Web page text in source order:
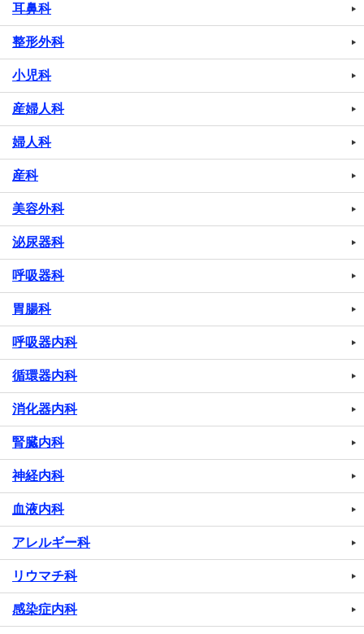
耳鼻科
整形外科
小児科
産婦人科
婦人科
産科
美容外科
泌尿器科
呼吸器科
胃腸科
呼吸器内科
循環器内科
消化器内科
腎臓内科
神経内科
血液内科
アレルギー科
リウマチ科
感染症内科